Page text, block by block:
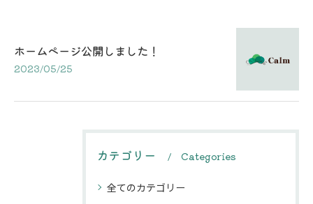
ホームページ公開しました！
2023/05/25
カテゴリー Categories
全てのカテゴリー